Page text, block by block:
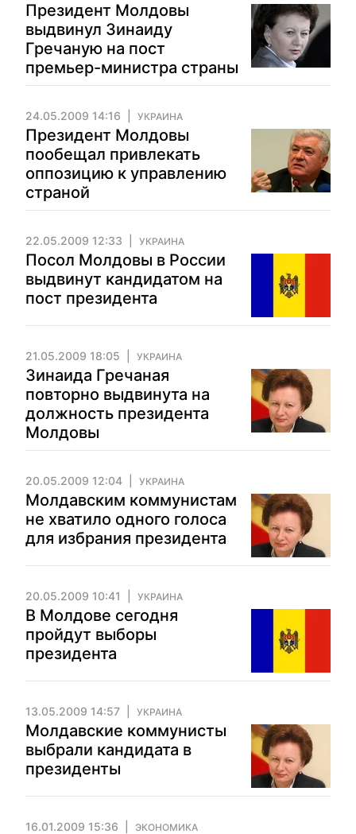
Президент Молдовы
выдвинул Зинаиду
Гречаную на пост
премьер-министра страны
24.05.2009 14:16 УКРАИНА
Президент Молдовы
пообещал привлекать
оппозицию к управлению
страной
22.05.2009 12:33 УКРАИНА
Посол Молдовы в России
выдвинут кандидатом на
пост президента
21.05.2009 18:05 УКРАИНА
Зинаида Гречаная
повторно выдвинута на
должность президента
Молдовы
20.05.2009 12:04 УКРАИНА
Молдавским коммунистам
не хватило одного голоса
для избрания президента
20.05.2009 10:41 УКРАИНА
В Молдове сегодня
пройдут выборы
президента
13.05.2009 14:57 УКРАИНА
Молдавские коммунисты
выбрали кандидата в
президенты
16.01.2009 15:36 ЭКОНОМИКА